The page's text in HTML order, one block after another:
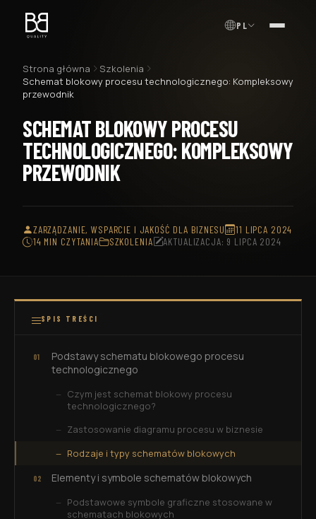
PL MENU
Strona główna
Szkolenia
Schemat blokowy procesu technologicznego: Kompleksowy
przewodnik
SCHEMAT BLOKOWY PROCESU
TECHNOLOGICZNEGO: KOMPLEKSOWY
PRZEWODNIK
ZARZĄDZANIE, WSPARCIE I JAKOŚĆ DLA BIZNESU
11 LIPCA 2024
14 MIN CZYTANIA
SZKOLENIA AKTUALIZACJA: 9 LIPCA 2024
SPIS TREŚCI
Podstawy schematu blokowego procesu
technologicznego
Czym jest schemat blokowy procesu
technologicznego?
Zastosowanie diagramu procesu w biznesie
Rodzaje i typy schematów blokowych
Elementy i symbole schematów blokowych
Podstawowe symbole graficzne stosowane w
schematach blokowych